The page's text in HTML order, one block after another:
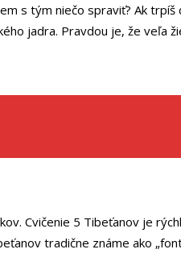
s tým niečo spraviť? Ak
jadra. Pravdou je, že veľa
Cvičenie 5 Tibeťanov je
tradične známe ako